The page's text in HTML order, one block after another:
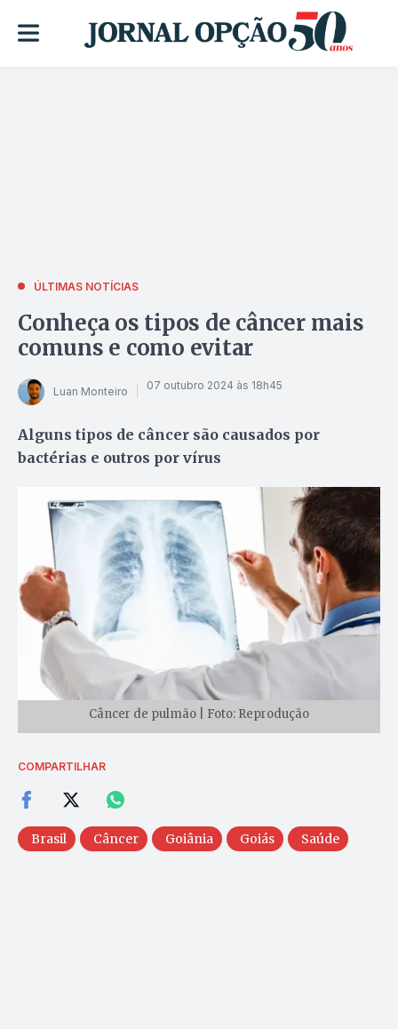
ÚLTIMAS NOTÍCIAS
Conheça os tipos de câncer mais
comuns e como evitar
Luan Monteiro 07 outubro 2024 às 18h45
Alguns tipos de câncer são causados por
bactérias e outros por vírus
Câncer de pulmão | Foto: Reprodução
COMPARTILHAR
Brasil Câncer Goiânia Goiás Saúde